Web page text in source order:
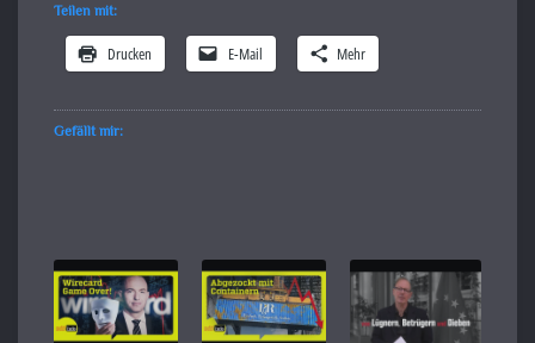
Teilen mit:
Drucken E-Mail Mehr
Gefällt mir: